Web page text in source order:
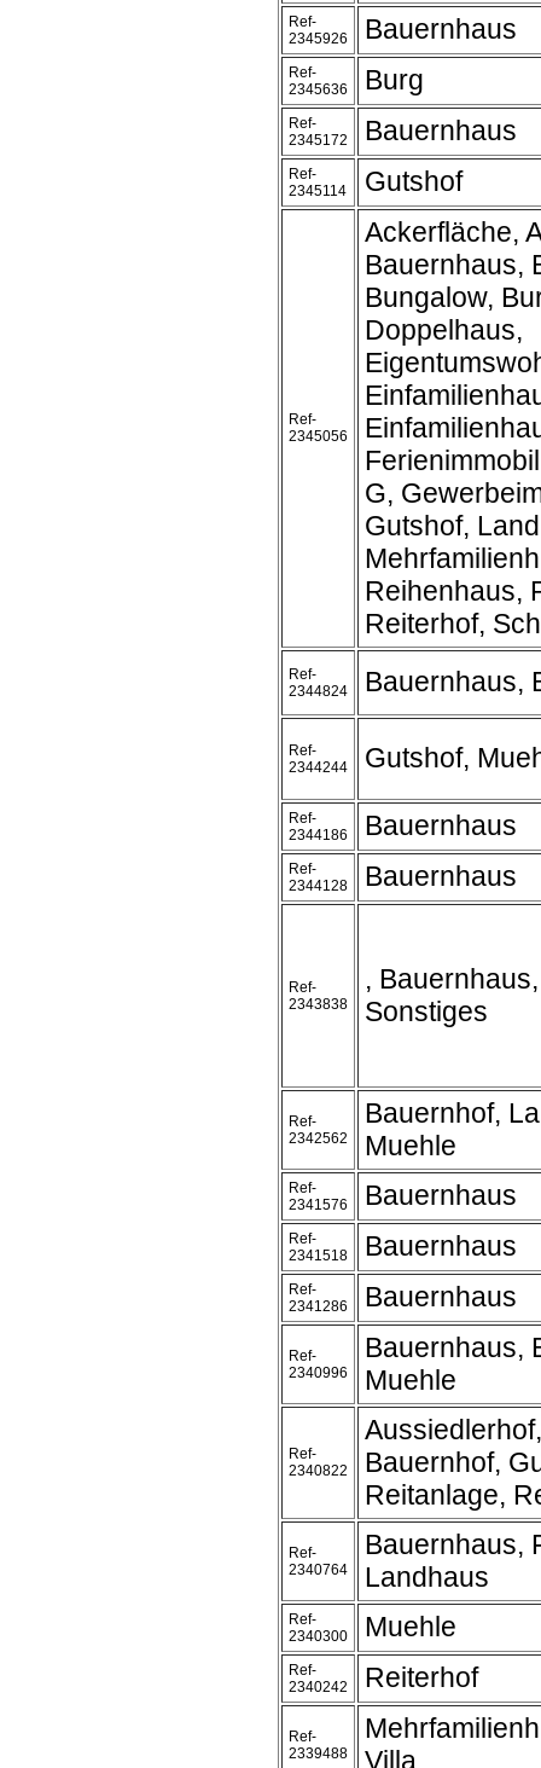
Ref-
2345926
Bauernhaus
Ref-
2345636
Burg
Ref-
2345172
Bauernhaus
Ref-
2345114
Gutshof
Ref-
2345056
Ackerfläche,
Bauernhaus,
Bungalow,
Doppelhaus,
G,
Gutshof,
Reihenhaus,
Reiterhof,
Ref-
2344824
Bauernhaus,
Ref-
2344244
Gutshof,
Ref-
2344186
Bauernhaus
Ref-
2344128
Bauernhaus
Ref-
2343838
,
Sonstiges
Ref-
2342562
Bauernhof,
Muehle
Ref-
2341576
Bauernhaus
Ref-
2341518
Bauernhaus
Ref-
2341286
Bauernhaus
Ref-
2340996
Bauernhaus,
Muehle
Ref-
2340822
Bauernhof,
Reitanlage,
Ref-
2340764
Bauernhaus,
Landhaus
Ref-
2340300
Muehle
Ref-
2340242
Reiterhof
Ref-
2339488
Villa